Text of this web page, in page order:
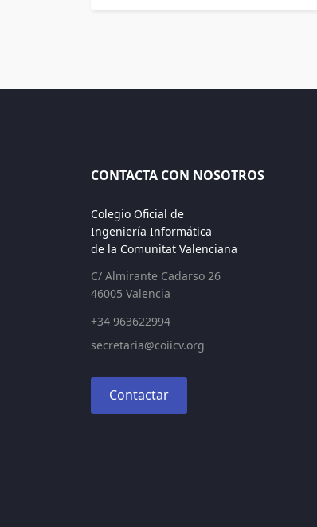
CONTACTA CON NOSOTROS
Colegio Oficial de
Ingeniería Informática
de la Comunitat Valenciana
C/ Almirante Cadarso 26
46005 Valencia
+34 963622994
secretaria@coiicv.org
Contactar